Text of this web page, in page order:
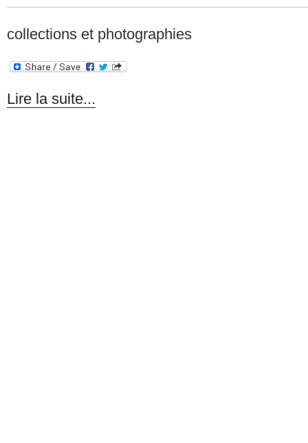
collections et photographies
Lire la suite...